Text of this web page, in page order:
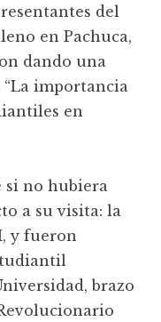
del
en Pachuca,
dando una
importancia
en
si no hubiera
a su visita: la
y fueron
brazo